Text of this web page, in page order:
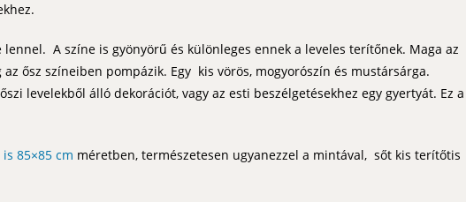
A színe is gyönyörű és különleges ennek a leveles terítőnek. Maga az
ősz színeiben pompázik. Egy kis vörös, mogyorószín és mustársárga.
levelekből álló dekorációt, vagy az esti beszélgetésekhez egy gyertyát. Ez a
85×85 cm méretben, természetesen ugyanezzel a mintával, sőt kis terítőtis